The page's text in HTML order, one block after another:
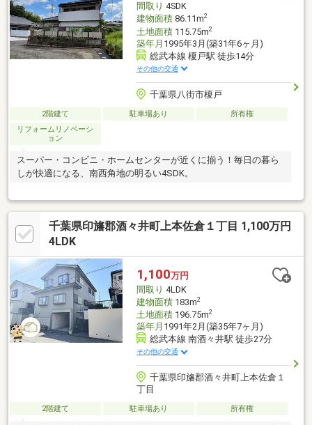
間取り 4SDK
建物面積86.11m2
土地面積115.75m2
築年月 1995年3月(築31年6ヶ月)
総武本線 榎戸駅 徒歩14分
その他の交通
千葉県八街市榎戸
2階建て 駐車場あり
所有権
リフォームリノベーシ
ョン
スーパー・コンビニ・ホームセンターが近くに揃う！毎日の暮ら
しが快適になる、南西角地の明るい4SDK。
千葉県印旛郡酒々井町上本佐倉１丁目 1,100万円
4LDK
1,100万円
間取り 4LDK
建物面積183m2
土地面積196.75m2
築年月 1991年2月(築35年7ヶ月)
総武本線 南酒々井駅 徒歩27分
その他の交通
千葉県印旛郡酒々井町上本佐倉１
丁目
2階建て 駐車場あり 所有権